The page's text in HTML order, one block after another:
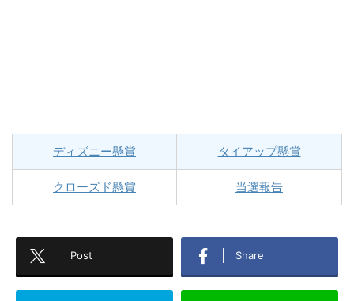
ディズニー懸賞 タイアップ懸賞
クローズド懸賞 当選報告
Post Share